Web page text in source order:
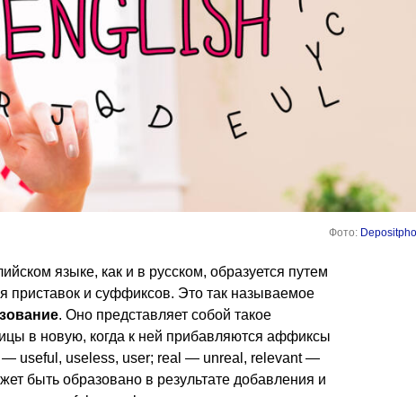
Фото:
языке, как и в русском, образуется путем
приставок и суффиксов. Это так называемое
. Оно представляет собой такое
в новую, когда к ней прибавляются аффиксы
— useful, useless, user; real — unreal, relevant —
быть образовано в результате добавления и